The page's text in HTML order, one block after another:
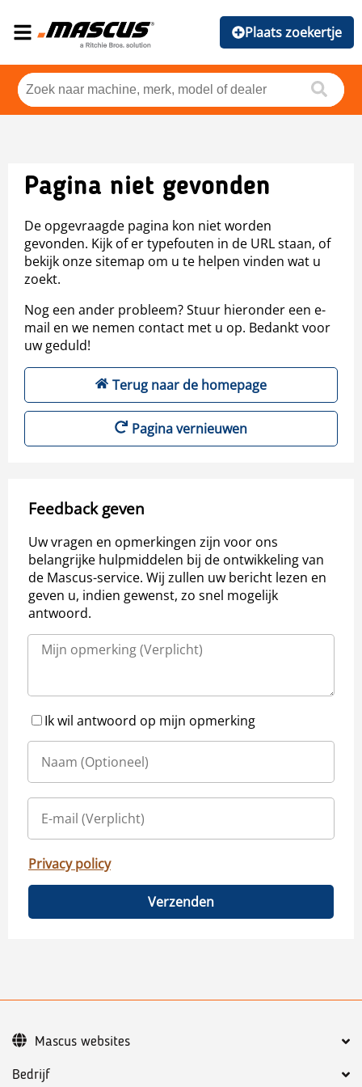
Plaats zoekertje
Pagina niet gevonden
De opgevraagde pagina kon niet worden
gevonden. Kijk of er typefouten in de URL staan, of
bekijk onze sitemap om u te helpen vinden wat u
zoekt.
Nog een ander probleem? Stuur hieronder een e-
mail en we nemen contact met u op. Bedankt voor
uw geduld!
Terug naar de homepage
Pagina vernieuwen
Feedback geven
Uw vragen en opmerkingen zijn voor ons
belangrijke hulpmiddelen bij de ontwikkeling van
de Mascus-service. Wij zullen uw bericht lezen en
geven u, indien gewenst, zo snel mogelijk
antwoord.
Ik wil antwoord op mijn opmerking
Privacy policy
Verzenden
Bedrijf
Mascus websites